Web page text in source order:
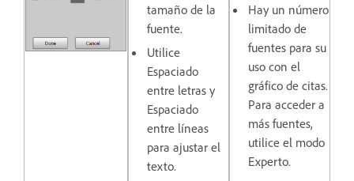
tamaño de la
fuente.
Utilice
Espaciado
entre letras y
Espaciado
entre líneas
para ajustar el
texto.
Hay un número
limitado de
fuentes para su
uso con el
gráfico de citas.
Para acceder a
más fuentes,
utilice el modo
Experto.